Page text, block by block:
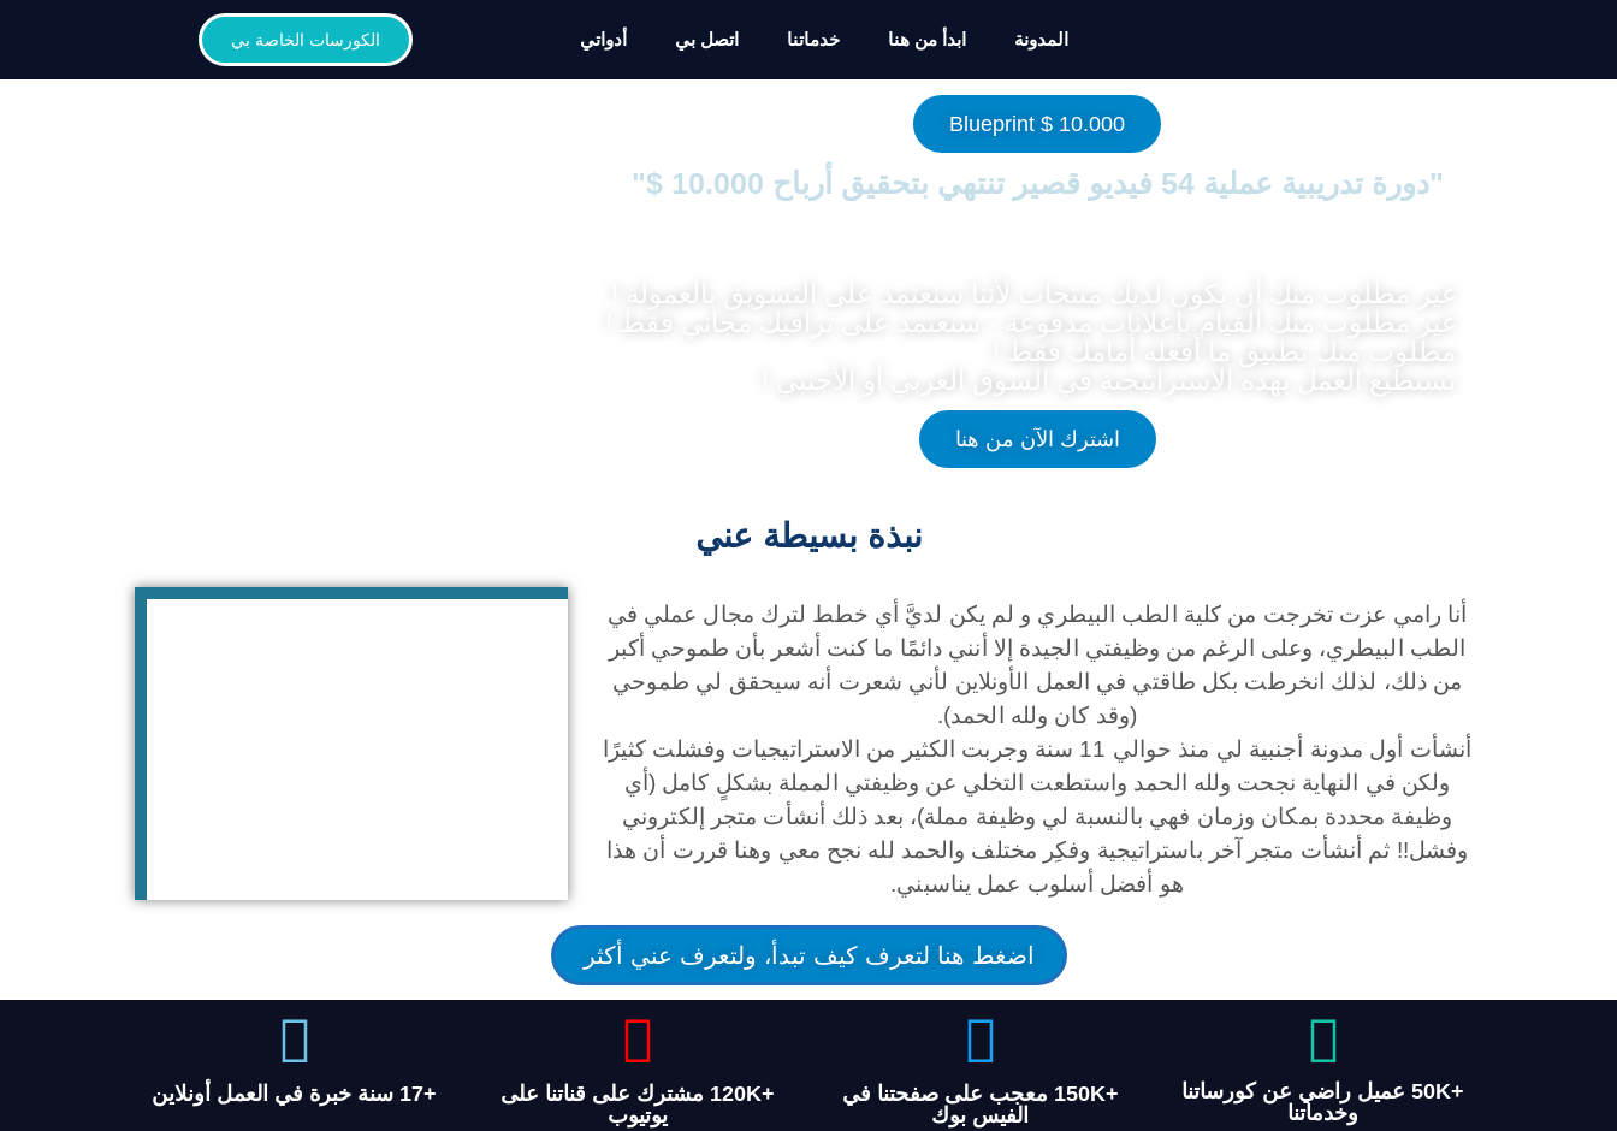
المدونة ابدأ من هنا خدماتنا اتصل بي أدواتي الكورسات الخاصة بي
10.000 $ Blueprint
"دورة تدريبية عملية 54 فيديو قصير تنتهي بتحقيق أرباح 10.000 $"
غير مطلوب منك أن يكون لديك منتجات لأننا سنعتمد على التسويق بالعمولة !
غير مطلوب منك القيام بإعلانات مدفوعة - سنعتمد على ترافيك مجاني فقط !
مطلوب منك تطبيق ما أفعله أمامك فقط !
تستطيع العمل بهذه الاستراتيجية في السوق العربي أو الأجنبي !
اشترك الآن من هنا
نبذة بسيطة عني
أنا رامي عزت تخرجت من كلية الطب البيطري و لم يكن لديَّ أي خطط لترك مجال عملي في
الطب البيطري، وعلى الرغم من وظيفتي الجيدة إلا أنني دائمًا ما كنت أشعر بأن طموحي أكبر
من ذلك، لذلك انخرطت بكل طاقتي في العمل الأونلاين لأني شعرت أنه سيحقق لي طموحي
(وقد كان ولله الحمد).
أنشأت أول مدونة أجنبية لي منذ حوالي 11 سنة وجربت الكثير من الاستراتيجيات وفشلت كثيرًا
ولكن في النهاية نجحت ولله الحمد واستطعت التخلي عن وظيفتي المملة بشكلٍ كامل (أي
وظيفة محددة بمكان وزمان فهي بالنسبة لي وظيفة مملة)، بعد ذلك أنشأت متجر إلكتروني
وفشل!! ثم أنشأت متجر آخر باستراتيجية وفكِر مختلف والحمد لله نجح معي وهنا قررت أن هذا
هو أفضل أسلوب عمل يناسبني.
اضغط هنا لتعرف كيف تبدأ، ولتعرف عني أكثر
+50K عميل راضي عن كورساتنا
وخدماتنا
+150K معجب على صفحتنا في
الفيس بوك
+120K مشترك على قناتنا على
يوتيوب
+17 سنة خبرة في العمل أونلاين